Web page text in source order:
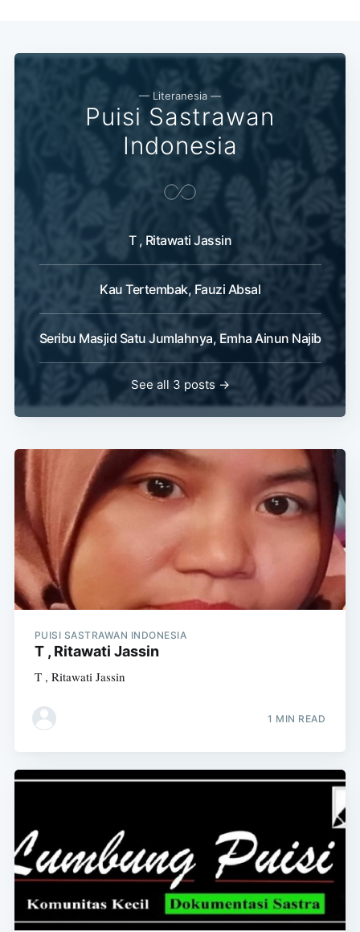
— Literanesia —
Puisi Sastrawan
Indonesia
T , Ritawati Jassin
Kau Tertembak, Fauzi Absal
Seribu Masjid Satu Jumlahnya, Emha Ainun Najib
See all 3 posts →
PUISI SASTRAWAN INDONESIA
T , Ritawati Jassin
T , Ritawati Jassin
1 MIN READ